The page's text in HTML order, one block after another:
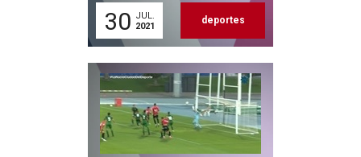
30 JUL.
2021
deportes